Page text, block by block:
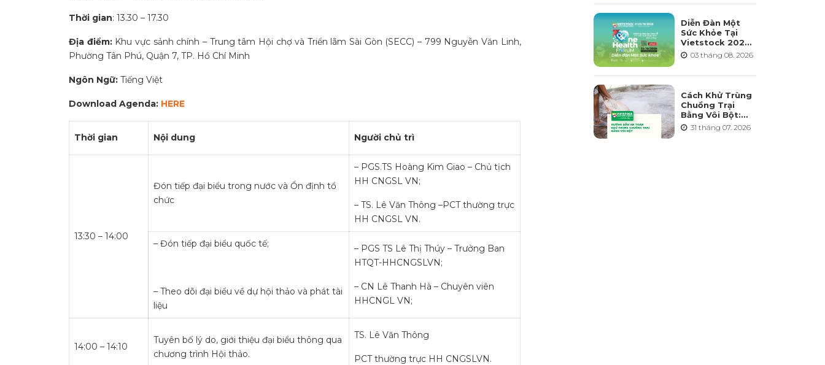
Thời gian: 13.30 – 17.30
Địa điểm: Khu vực sảnh chính – Trung tâm Hội chợ và Triển lãm Sài Gòn (SECC) – 799 Nguyễn Văn Linh,
Phường Tân Phú, Quận 7, TP. Hồ Chí Minh
Ngôn Ngữ: Tiếng Việt
Download Agenda: HERE
Thời gian Nội dung Người chủ trì
13:30 – 14:00
Đón tiếp đại biểu trong nước và Ổn định tổ
chức
– PGS.TS Hoàng Kim Giao – Chủ tịch
HH CNGSL VN;
– TS. Lê Văn Thông –PCT thường trực
HH CNGSL VN.
– Đón tiếp đại biểu quốc tế;
– Theo dõi đại biểu về dự hội thảo và phát tài
liệu
– PGS TS Lê Thị Thúy – Trưởng Ban
HTQT-HHCNGSLVN;
– CN Lê Thanh Hà – Chuyên viên
HHCNGL VN;
14:00 – 14:10
Tuyên bố lý do, giới thiệu đại biểu thông qua
chương trình Hội thảo.
TS. Lê Văn Thông
PCT thường trực HH CNGSLVN.
Diễn Đàn Một
Sức Khỏe Tại
Vietstock 2026:
Hướng Tới Phát
Triển Ngành
03 tháng 08. 2026
Cách Khử Trùng
Chuồng Trại
Bằng Vôi Bột:
Cách Rải, Thời
Điểm Và Những
31 tháng 07. 2026